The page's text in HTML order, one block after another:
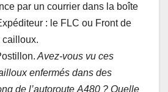
par un courrier dans la boîte
: le FLC ou Front de
cailloux.
Avez-vous vu ces
enfermés dans des
de l’autoroute A480 ? Quelle